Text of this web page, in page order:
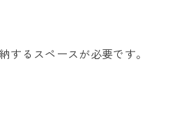
するスペースが必要です。